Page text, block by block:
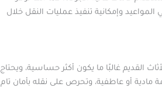
وإمكانية تنفيذ عمليات النقل خلال
القديم غالبًا ما يكون أكثر حساسية، ويحتاج
مادية أو عاطفية، وتحرص على نقله بأمان تام